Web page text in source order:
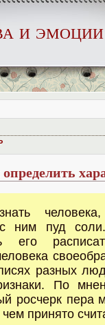
и эмоции
человека,
ним пуд
его
разных
По
росчерк пера
принято